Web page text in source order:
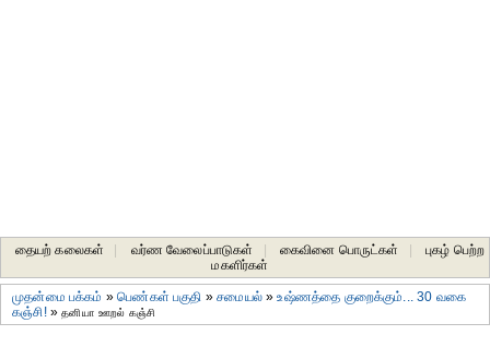
தையற் கலைகள் வர்ண வேலைப்பாடுகள் கைவினை பொருட்கள்
புகழ் பெற்ற
மகளிர்கள்
முதன்மை பக்கம் »பெண்கள் பகுதி »சமையல்»உஷ்ணத்தை குறைக்கும்... 30 வகை
கஞ்சி!»தனியா ஊறல் கஞ்சி